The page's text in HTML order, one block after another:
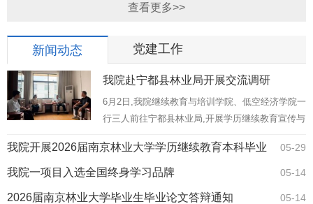
查看更多>>
新闻动态 党建工作
我院赴宁都县林业局开展交流调研
6月2日,我院继续教育与培训学院、低空经济学院一
行三人前往宁都县林业局,开展学历继续教育宣传与
局长刘红平参加交流,双方围绕林业人才学历提升、
林业技术培训等事宜...
05-29
我院开展2026届南京林业大学学历继续教育本科毕业
论文答辩 05-14
我院一项目入选全国终身学习品牌
05-14
2026届南京林业大学毕业生毕业论文答辩通知